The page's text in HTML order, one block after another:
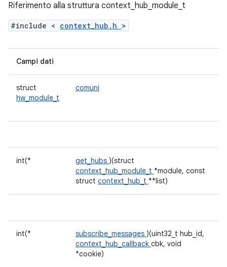
Riferimento alla struttura context_hub_module_t
#include < context_hub.h >
Campi dati
struct
hw_module_t
comuni
int(* get_hubs )(struct
context_hub_module_t *module, const
struct context_hub_t **list)
int(* subscribe_messages )(uint32_t hub_id,
context_hub_callback cbk, void
*cookie)